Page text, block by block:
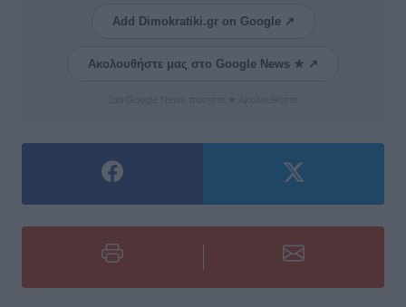
Add Dimokratiki.gr on Google ↗
Ακολουθήστε μας στο Google News ★ ↗